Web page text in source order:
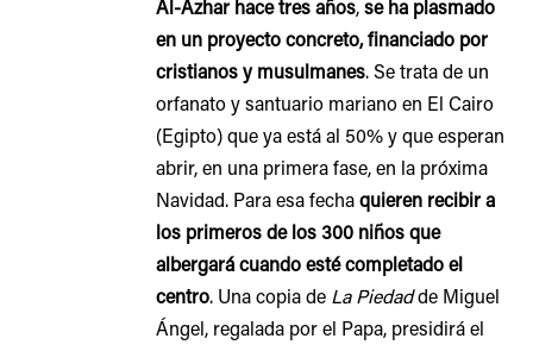
Al-Azhar hace tres años,se ha plasmado
en un proyecto concreto, financiado por
cristianos y musulmanes. Se trata de un
orfanato y santuario mariano en El Cairo
(Egipto) que ya está al 50% y que esperan
abrir, en una primera fase, en la próxima
Navidad. Para esa fecha quieren recibir a
los primeros de los 300 niños que
albergará cuando esté completado el
centro. Una copia de La Piedadde Miguel
Ángel, regalada por el Papa, presidirá el